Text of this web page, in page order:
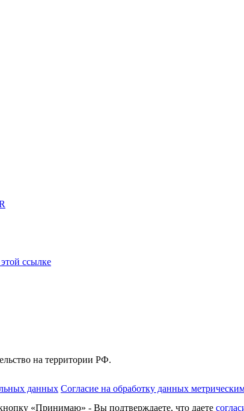
ссылке
на территории РФ.
данных Согласие на обработку данных
«Принимаю» - Вы подтверждаете, что даете